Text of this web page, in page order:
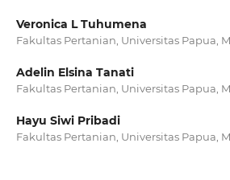
Veronica L Tuhumena
Fakultas Pertanian, Universitas Papua,
Adelin Elsina Tanati
Fakultas Pertanian, Universitas Papua,
Hayu Siwi Pribadi
Fakultas Pertanian, Universitas Papua,